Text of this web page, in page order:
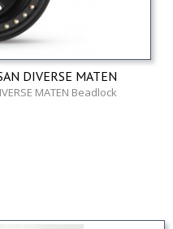
DIVERSE MATEN
MATEN Beadlock